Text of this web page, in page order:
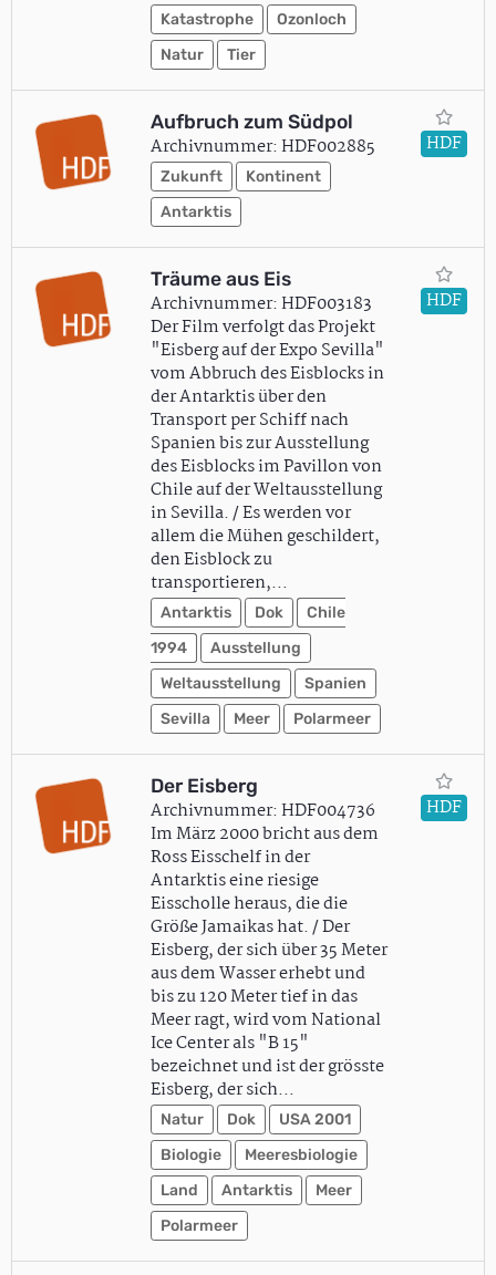
Katastrophe
Ozonloch
Natur
Tier
Aufbruch zum Südpol
Archivnummer: HDF002885
Zukunft
Kontinent
Antarktis
HDF
Träume aus Eis
Archivnummer: HDF003183
Der Film verfolgt das Projekt
"Eisberg auf der Expo Sevilla"
vom Abbruch des Eisblocks in
der Antarktis über den
Transport per Schiff nach
Spanien bis zur Ausstellung
des Eisblocks im Pavillon von
Chile auf der Weltausstellung
in Sevilla. / Es werden vor
allem die Mühen geschildert,
den Eisblock zu
transportieren,…
Antarktis Dok
Chile
1994
Ausstellung
Weltausstellung
Spanien
Sevilla
Meer Polarmeer
HDF
Der Eisberg
Archivnummer: HDF004736
Im März 2000 bricht aus dem
Ross Eisschelf in der
Antarktis eine riesige
Eisscholle heraus, die die
Größe Jamaikas hat. / Der
Eisberg, der sich über 35 Meter
aus dem Wasser erhebt und
bis zu 120 Meter tief in das
Meer ragt, wird vom National
Ice Center als "B 15"
bezeichnet und ist der grösste
Eisberg, der sich…
Natur Dok
USA 2001
Biologie
Meeresbiologie
Land
Antarktis
Meer
Polarmeer
HDF